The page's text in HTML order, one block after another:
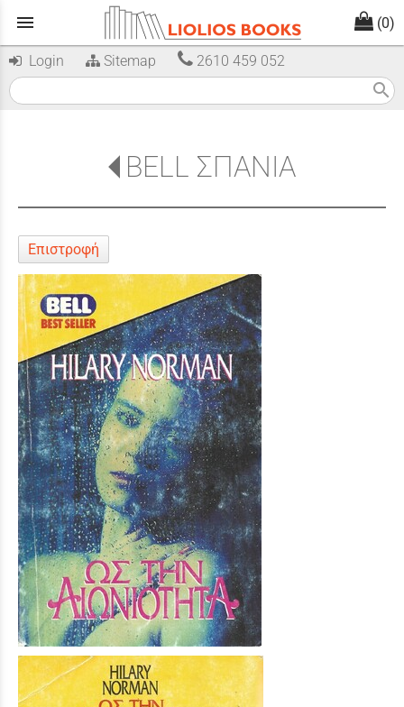
menu (0)
Login Sitemap 2610 459 052
search
BELL ΣΠΑΝΙΑ
Επιστροφή